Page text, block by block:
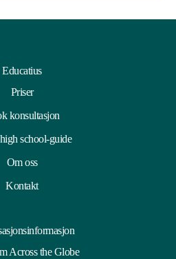
Educatius
Priser
konsultasjon
school-guide
Om oss
Kontakt
Across the Globe